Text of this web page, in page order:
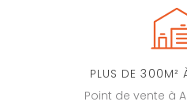
PLUS DE 300M²
Point de vente à